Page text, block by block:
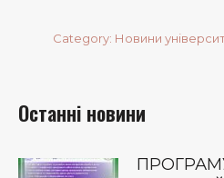
Category: Новини
Останні новини